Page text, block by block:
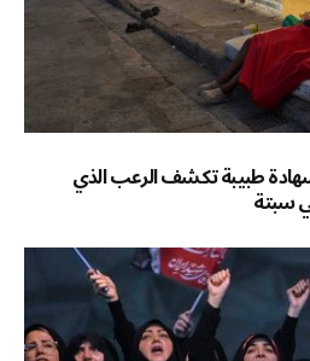
طبيبة تكشف الرعب الذي
سبتة